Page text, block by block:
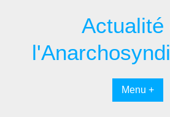
Actualité
Menu +